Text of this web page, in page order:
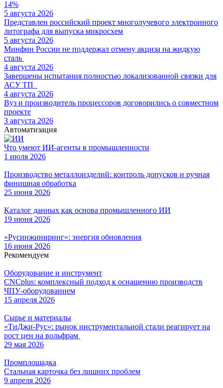
14%
5 августа 2026
Представлен российский проект многолучевого электронного
литографа для выпуска микросхем
5 августа 2026
Минфин России не поддержал отмену акциза на жидкую
сталь
4 августа 2026
Завершены испытания полностью локализованной связки для
АСУ ТП
4 августа 2026
Вуз и производитель процессоров договорились о совместном
проекте
3 августа 2026
Автоматизация
Что умеют ИИ-агенты в промышленности
1 июля 2026
Производство металлоизделий: контроль допусков и ручная
финишная обработка
25 июня 2026
Каталог данных как основа промышленного ИИ
19 июня 2026
«Русинжиниринг»: энергия обновления
16 июня 2026
Рекомендуем
Оборудование и инструмент
CNCplus: комплексный подход к оснащению производств
ЧПУ-оборудованием
15 апреля 2026
Сырье и материалы
«ТиДжи-Рус»: рынок инструментальной стали реагирует на
рост цен на вольфрам
29 мая 2026
Промплощадка
Стальная карточка без лишних проблем
9 апреля 2026